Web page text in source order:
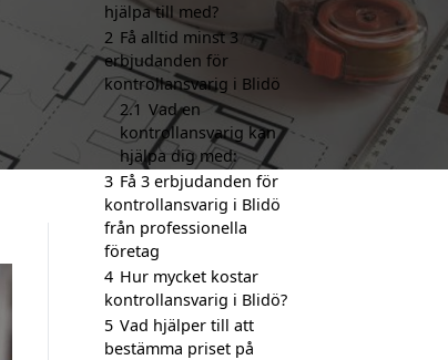
hjälpa till med?
2 Få alltid minst 3
erbjudanden för
kontrollansvarig i Blidö
2.1 Vad en
kontrollansvarig kan
hjälpa dig med:
3 Få 3 erbjudanden för
kontrollansvarig i Blidö
från professionella
företag
4 Hur mycket kostar
kontrollansvarig i Blidö?
5 Vad hjälper till att
bestämma priset på